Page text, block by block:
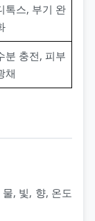
톡스, 부기 완
분 충전, 피부
채
, 빛, 향, 온도